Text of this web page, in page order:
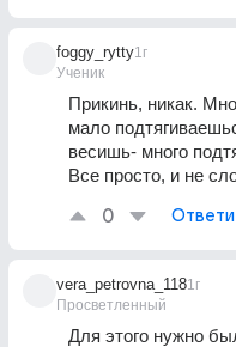
foggy_rytty
Ученик
1г
Прикинь, никак.
мало
весишь- много
Все просто, и не
0
vera_petrovna_118
Просветленный
1г
Для этого нужно